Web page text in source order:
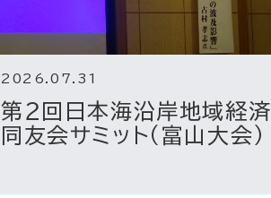
第２回日本海沿岸地域経済
同友会サミット（富山大会）
2026.07.31